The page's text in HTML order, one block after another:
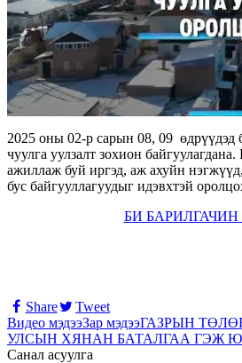
2025 оны 02-р сарын 08, 09 өдрүүдэд
чуулга уулзалт зохион
ажиллаж буй иргэд, аж ахуйн
бус байгууллагуудыг идэвхтэй
БИ
Share
Tweet
Видео мэдээЗар мэдээГАЗРЫН
УЛСЫН ХЯНАН БАТАЛГАА ГЭЖ
Санал асуулга